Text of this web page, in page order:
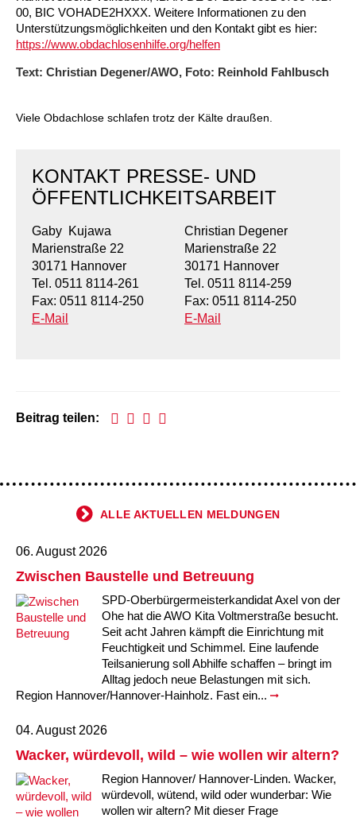
Ortsverein Arnum
Ortsverein Barsinghausen
Ortsverein Bennigsen
Ortsverein Godshorn
Ortsverein Garbsen
Ortsverein Fuhrberg
Ortsverein Burgdorf
Ortsverein Burgdorf
Ortsverein Engelbostel-Schulenburg
Kindertagesstätte Freytagstraße
Kindertagesstätte Gehägestraße
Familienzentrum
Kindertagesstätte Herbartstraße
Kindertagesstätte Hiltrud-Grote-Weg
Krippe Höltystraße
Kindertagesstätte Ibykusweg / Familienzentrum
Kindertagesstätte Moorlilienweg /
Familienzentrum
Kindertagesstätte Petermannstraße /
Kindertagesstätte Pfarrlandplatz
Kindertagesstätte Rosenbergstraße
Krippe Schleswiger Straße
Kindertagesstätte Sylter Weg
Kindertagesstätte Tresckowstraße
Kindertagesstätte Elmstraße / Familienzentrum
Kindertagesstätte Freudenthalstraße /
Familienzentrum
Kindertagesstätte Freytagstraße
Kindertagesstätte Gorch-Fock-Straße
Kindertagesstätte Gottfried-Keller-Straße /
Familienzentrum
Kindertagesstätte Große Pranke
Kindertagesstätte Harenberger Straße
Kindertagesstätte Kapellenbrink /
Familienzentrum
Kindertagesstätte Klaus-Müller-Kilian-Weg /
Kindertagesstätte König-Ludwig-Straße
Kindertagesstätte Langes Feld “Deisterspatzen”
Kindertagesstätte Levester Straße
Familienzentrum
Kindertagesstätte Mühenkamp / Familienzentrum
Kindertagesstätte Petermannstraße /
Familienzentrum
Kindertagesstätte Pfarrlandplatz
Kindertagesstätte Rosenbergstraße
Hort Salzmannstraße
Außenstelle Hort Stenhusenstraße
Kindertagesstätte Sylter Weg
Kindertagesstätte Mühenkamp / Familienzentrum
Kindertagesstätte Petermannstraße /
Familienzentrum
Familienzentrum
Life Kinetik
Yoga mit Baby
Yoga in der Schwangerschaft
Fitness für Frauen
Online Pflege- und Seniorenberatung
Helfende Hände
Pflege und Wohnen
Beratungsangebote
Jugendwohnen im Stadtteil
Ältere Menschen
Behördenbegleitung und Formularausfüllhilfe
Mehrsprachige Beratung
Infotelefon
Migration
Berufssprachkurse
Interkulturelle Beratung für ältere Menschen
Menschen mit Behinderungen
00, BIC VOHADE2HXXX. Weitere Informationen zu den
Unterstützungsmöglichkeiten und den Kontakt gibt es hier:
https://www.obdachlosenhilfe.org/helfen
Text: Christian Degener/AWO, Foto: Reinhold Fahlbusch
Viele Obdachlose schlafen trotz der Kälte draußen.
KONTAKT PRESSE- UND
ÖFFENTLICHKEITSARBEIT
Gaby Kujawa
Marienstraße 22
30171 Hannover
Tel. 0511 8114-261
Fax: 0511 8114-250
E-Mail
Christian Degener
Marienstraße 22
30171 Hannover
Tel. 0511 8114-259
Fax: 0511 8114-250
E-Mail
Beitrag teilen:
ALLE AKTUELLEN MELDUNGEN
06. August 2026
Zwischen Baustelle und Betreuung
SPD-Oberbürgermeisterkandidat Axel von der
Ohe hat die AWO Kita Voltmerstraße besucht.
Seit acht Jahren kämpft die Einrichtung mit
Feuchtigkeit und Schimmel. Eine laufende
Teilsanierung soll Abhilfe schaffen – bringt im
Alltag jedoch neue Belastungen mit sich.
Region Hannover/Hannover-Hainholz. Fast ein...
04. August 2026
Wacker, würdevoll, wild – wie wollen wir altern?
Region Hannover/ Hannover-Linden. Wacker,
würdevoll, wütend, wild oder wunderbar: Wie
wollen wir altern? Mit dieser Frage